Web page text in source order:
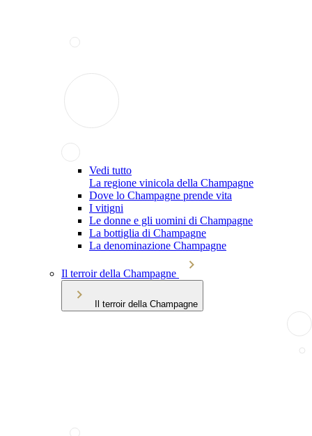
Vedi tutto
La regione vinicola della Champagne
Dove lo Champagne prende vita
I vitigni
Le donne e gli uomini di Champagne
La bottiglia di Champagne
La denominazione Champagne
Il terroir della Champagne
Il terroir della Champagne